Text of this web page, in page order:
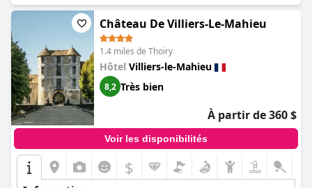
Château De Villiers-Le-Mahieu
1.4 miles de Thoiry
Hôtel Villiers-le-Mahieu
8,2 Très bien
À partir de 360 $
Voir les disponibilités
$